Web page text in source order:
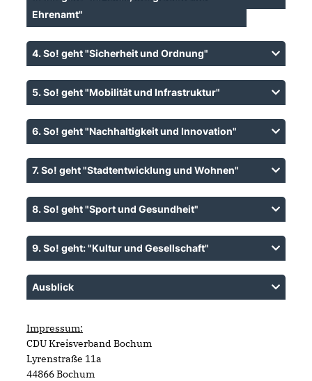
Ehrenamt"
4. So! geht "Sicherheit und Ordnung"
5. So! geht "Mobilität und Infrastruktur"
6. So! geht "Nachhaltigkeit und Innovation"
7. So! geht "Stadtentwicklung und Wohnen"
8. So! geht "Sport und Gesundheit"
9. So! geht: "Kultur und Gesellschaft"
Ausblick
Impressum:
CDU Kreisverband Bochum
Lyrenstraße 11a
44866 Bochum